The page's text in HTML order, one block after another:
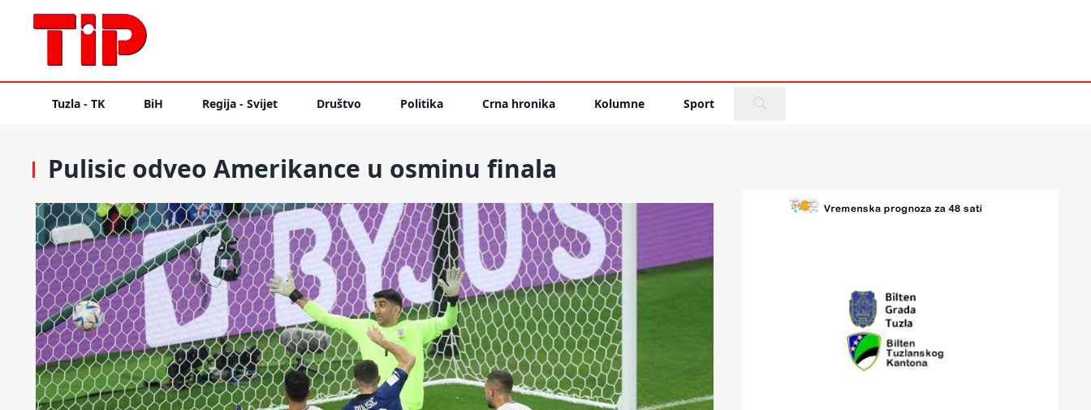
Tuzla - TK BiH Regija - Svijet Društvo Politika Crna hronika Kolumne Sport
Pulisic odveo Amerikance u osminu finala